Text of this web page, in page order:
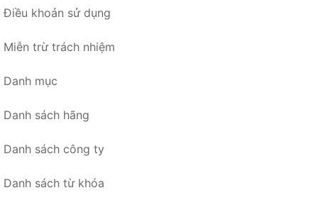
Điều khoản sử dụng
Miễn trừ trách nhiệm
Danh mục
Danh sách hãng
Danh sách công ty
Danh sách từ khóa